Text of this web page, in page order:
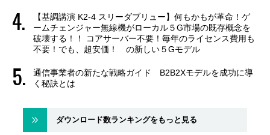
【基調講演 K2-4 スリーダブリュー】何もかもが革命！ゲ
ームチェンジャー無線機がローカル５G市場の既存概念を
破壊する！！ コアサーバー不要！毎年のライセンス費用も
不要！でも、超安価！ の新しい５Gモデル
通信事業者の新たな戦略ガイド B2B2Xモデルを成功に導
く秘訣とは
ダウンロード数ランキングをもっと見る